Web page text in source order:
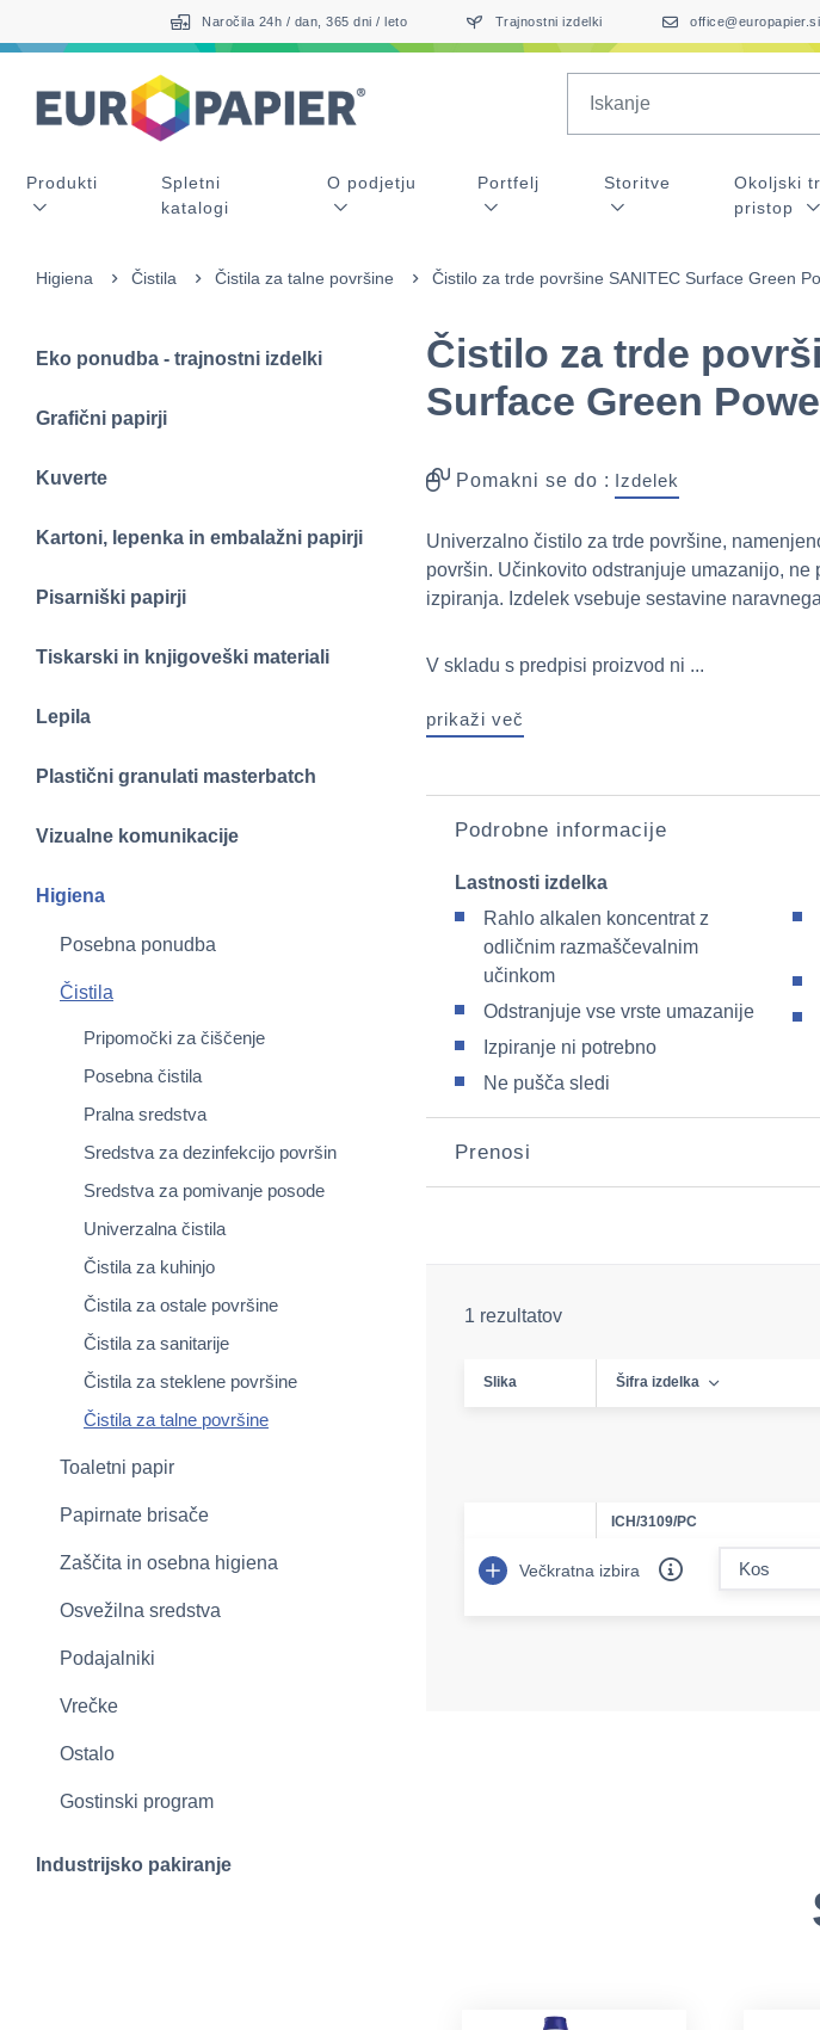
sr.skip-to.main-content
sr.skip-to.table-of-contents
sr.skip-to.main-navigationNaročila 24h / dan, 365 dni / leto Trajnostni izdelki office@europapier.si
Produkti
Spletni
katalogi
O podjetju Portfelj Storitve
Okoljski
pristop
Higiena Čistila Čistila za talne površine Čistilo za trde površine SANITEC Surface Green
Eko ponudba - trajnostni izdelki
Grafični papirji
Kuverte
Kartoni, lepenka in embalažni papirji
Pisarniški papirji
Tiskarski in knjigoveški materiali
Lepila
Plastični granulati masterbatch
Vizualne komunikacije
Higiena
Posebna ponudba
Čistila
Pripomočki za čiščenje
Posebna čistila
Pralna sredstva
Sredstva za dezinfekcijo površin
Sredstva za pomivanje posode
Univerzalna čistila
Čistila za kuhinjo
Čistila za ostale površine
Čistila za sanitarije
Čistila za steklene površine
Čistila za talne površine
Toaletni papir
Papirnate brisače
Zaščita in osebna higiena
Osvežilna sredstva
Podajalniki
Vrečke
Ostalo
Gostinski program
Industrijsko pakiranje
Čistilo za trde
Surface Green
Pomakni se do : Izdelek
Univerzalno čistilo za trde površine,
površin. Učinkovito odstranjuje umazanijo,
izpiranja. Izdelek vsebuje sestavine
V skladu s predpisi proizvod ni ...
prikaži več
Podrobne informacije
Lastnosti izdelka
Rahlo alkalen koncentrat z
odličnim razmaščevalnim
učinkom
Odstranjuje vse vrste umazanije
Izpiranje ni potrebno
Ne pušča sledi
Prenosi
1 rezultatov
Slika Šifra izdelka
ICH/3109/PC
Večkratna izbira